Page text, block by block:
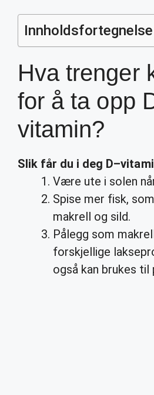
Innholdsfortegnelse
Hva trenger
for å ta opp
vitamin?
Slik får du i deg D–
Være ute i solen
Spise mer fisk,
makrell og sild.
Pålegg som
forskjellige
også kan brukes til